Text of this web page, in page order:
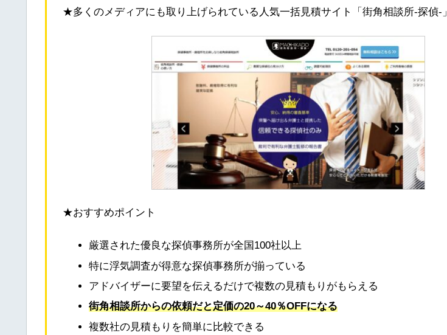
★多くのメディアにも取り上げられている人気一括見積サイト「街角相談所-探偵-」
★おすすめポイント
厳選された優良な探偵事務所が全国100社以上
特に浮気調査が得意な探偵事務所が揃っている
アドバイザーに要望を伝えるだけで複数の見積もりがもらえる
街角相談所からの依頼だと定価の20～40％OFFになる
複数社の見積もりを簡単に比較できる